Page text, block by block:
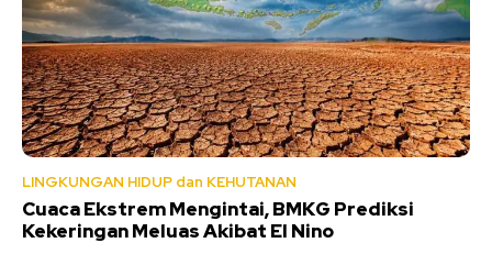
LINGKUNGAN HIDUP dan KEHUTANAN
Cuaca Ekstrem Mengintai, BMKG Prediksi
Kekeringan Meluas Akibat El Nino